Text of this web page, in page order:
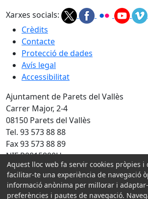
Xarxes socials:
Crèdits
Contacte
Protecció de dades
Avís legal
Accessibilitat
Ajuntament de Parets del Vallès
Carrer Major, 2-4
08150 Parets del Vallès
Tel. 93 573 88 88
Fax 93 573 88 89
NIF P0815800H
Amb la col·laboració de:
Aquest lloc web fa servir cookies pròpies i
facilitar-te una experiència de navegació
informació anònima per millorar i
preferències i pautes de navegació.